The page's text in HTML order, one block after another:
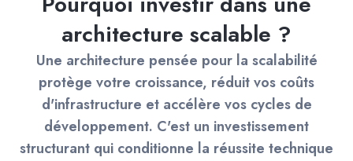
architecture scalable ?
Une architecture pensée pour la scalabilité
protège votre croissance, réduit vos coûts
d'infrastructure et accélère vos cycles de
développement. C'est un investissement
structurant qui conditionne la réussite technique